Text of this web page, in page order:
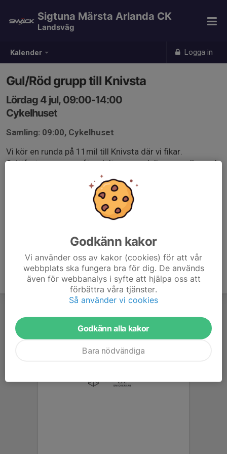
Kalender Logga in
Sigtuna Märsta Arlanda CK
Landsväg
Gul/Röd grupp till Knivsta
Lördag 4 jul, 09:00-14:00
Cykelhuset
Samling: 09:00, Cykelhuset
Vi kör en runda på 11mil till Knivsta där vi fikar.
Snittfart anpassas efter deltagare och ligger mellan gul
Blir det regn ställer vi in.
www.strava.com/routes/3357307362689608586
Godkänn kakor
Vi använder oss av kakor (cookies) för att vår
webbplats ska fungera bra för dig. De används
även för webbanalys i syfte att hjälpa oss att
förbättra våra tjänster.
Så använder vi cookies
Godkänn alla kakor
Bara nödvändiga